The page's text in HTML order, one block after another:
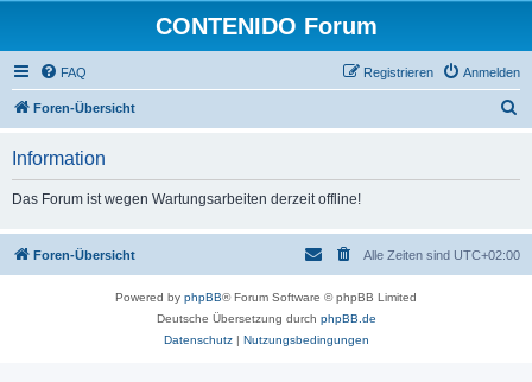
CONTENIDO Forum
FAQ Anmelden
Registrieren
Foren-Übersicht
Information
Das Forum ist wegen Wartungsarbeiten derzeit offline!
Foren-Übersicht Alle Zeiten sind UTC+02:00
Powered by phpBB® Forum Software © phpBB Limited
Deutsche Übersetzung durch phpBB.de
Datenschutz| Nutzungsbedingungen